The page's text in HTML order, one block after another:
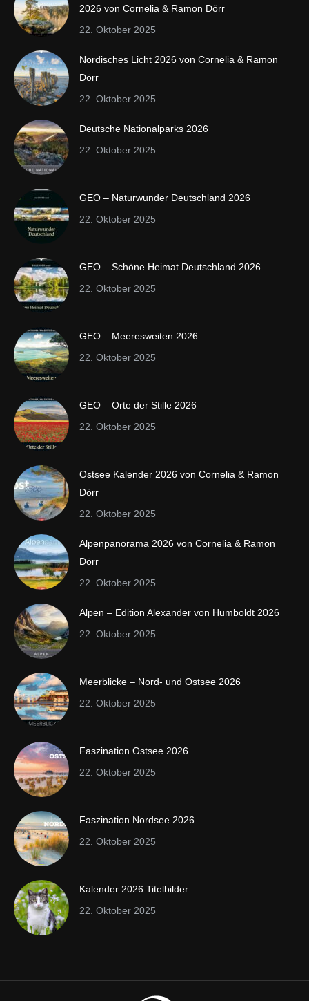
2026 von Cornelia & Ramon Dörr
22. Oktober 2025
Nordisches Licht 2026 von Cornelia & Ramon
Dörr
22. Oktober 2025
Deutsche Nationalparks 2026
22. Oktober 2025
GEO – Naturwunder Deutschland 2026
22. Oktober 2025
GEO – Schöne Heimat Deutschland 2026
22. Oktober 2025
GEO – Meeresweiten 2026
22. Oktober 2025
GEO – Orte der Stille 2026
22. Oktober 2025
Ostsee Kalender 2026 von Cornelia & Ramon
Dörr
22. Oktober 2025
Alpenpanorama 2026 von Cornelia & Ramon
Dörr
22. Oktober 2025
Alpen – Edition Alexander von Humboldt 2026
22. Oktober 2025
Meerblicke – Nord- und Ostsee 2026
22. Oktober 2025
Faszination Ostsee 2026
22. Oktober 2025
Faszination Nordsee 2026
22. Oktober 2025
Kalender 2026 Titelbilder
22. Oktober 2025